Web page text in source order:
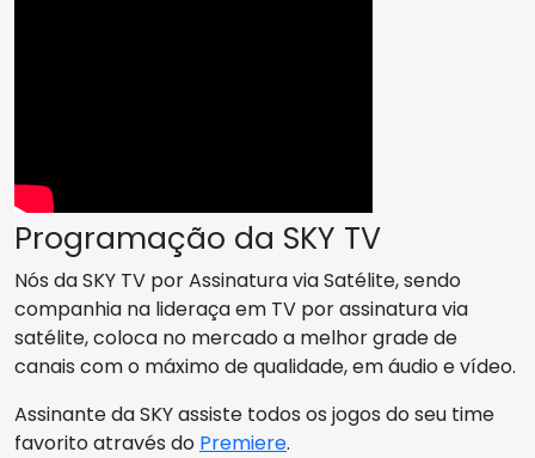
Programação da SKY TV
Nós da SKY TV por Assinatura via Satélite, sendo
companhia na lideraça em TV por assinatura via
satélite, coloca no mercado a melhor grade de
canais com o máximo de qualidade, em áudio e vídeo.
Assinante da SKY assiste todos os jogos do seu time
favorito através do Premiere.